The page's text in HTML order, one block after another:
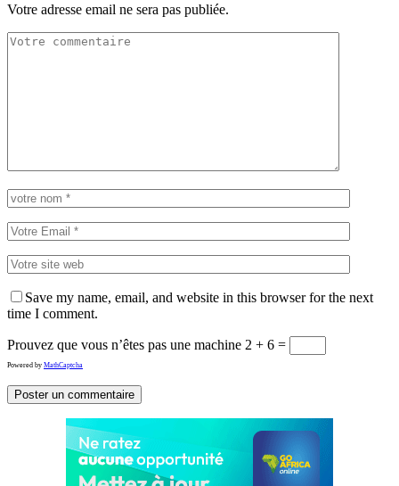
Votre adresse email ne sera pas publiée.
Save my name, email, and website in this browser for the next
time I comment.
Prouvez que vous n’êtes pas une machine 2 + 6 =
Powered by MathCaptcha